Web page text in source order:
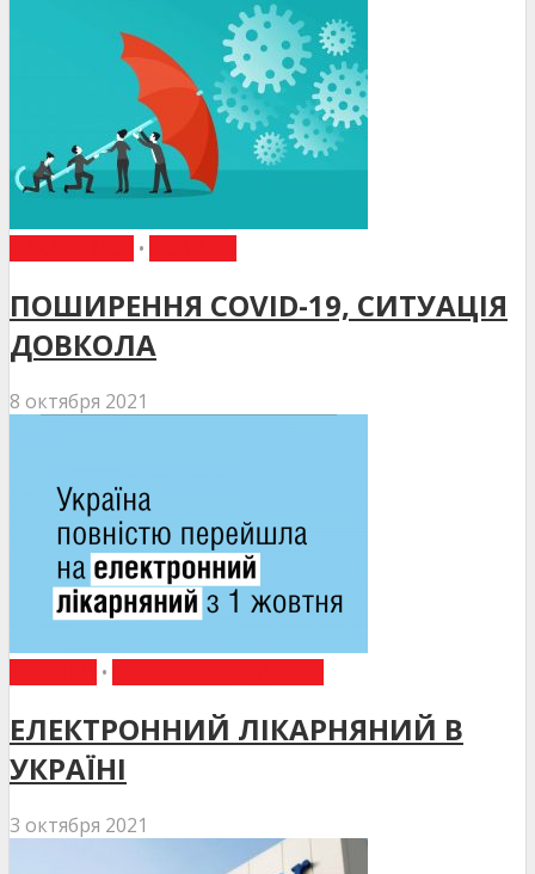
•
ПОШИРЕННЯ COVID-19, СИТУАЦІЯ
ДОВКОЛА
8 октября 2021
•
ЕЛЕКТРОННИЙ ЛІКАРНЯНИЙ В
УКРАЇНІ
3 октября 2021